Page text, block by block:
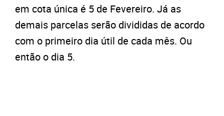
em cota única é 5 de Fevereiro. Já as
demais parcelas serão divididas de acordo
com o primeiro dia útil de cada mês. Ou
então o dia 5.